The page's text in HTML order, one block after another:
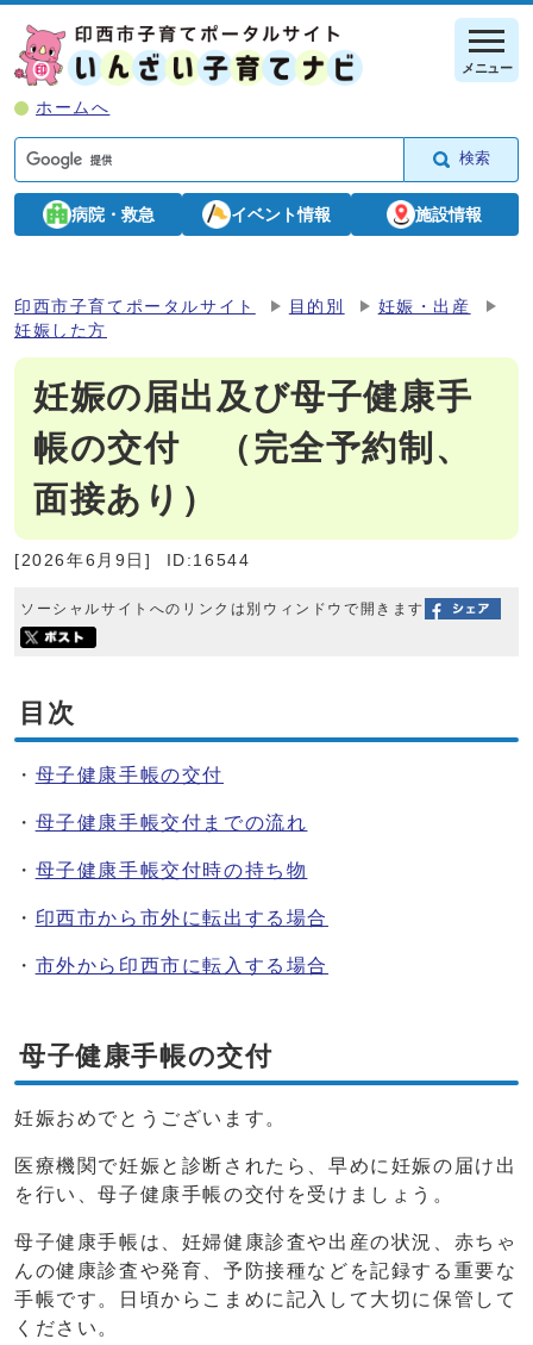
ホームへ
検索
病院・救急 イベント情報 施設情報
メニュー
印西市子育てポータルサイト 目的別
妊娠・出産
妊娠した方
妊娠の届出及び母子健康手
帳の交付 （完全予約制、
面接あり）
[2026年6月9日] ID:16544
ソーシャルサイトへのリンクは別ウィンドウで開きます
目次
・ 母子健康手帳の交付
・ 母子健康手帳交付までの流れ
・ 母子健康手帳交付時の持ち物
・ 印西市から市外に転出する場合
・ 市外から印西市に転入する場合
母子健康手帳の交付
妊娠おめでとうございます。
医療機関で妊娠と診断されたら、早めに妊娠の届け出
を行い、母子健康手帳の交付を受けましょう。
母子健康手帳は、妊婦健康診査や出産の状況、赤ちゃ
んの健康診査や発育、予防接種などを記録する重要な
手帳です。日頃からこまめに記入して大切に保管して
ください。